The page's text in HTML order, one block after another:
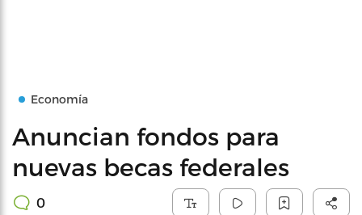
Economía
Anuncian fondos para
nuevas becas federales
0